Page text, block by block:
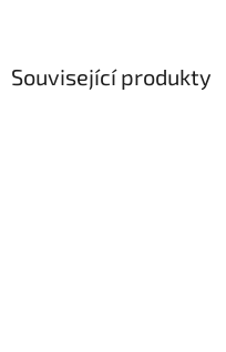
Související produkty